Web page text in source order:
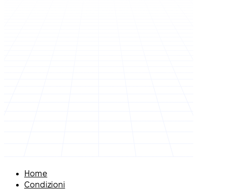
Home
Condizioni